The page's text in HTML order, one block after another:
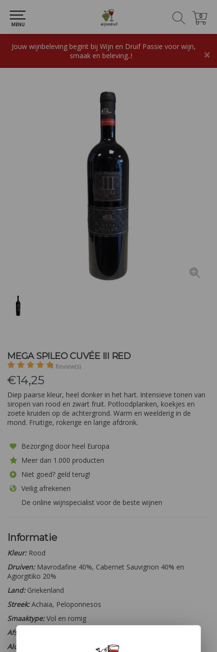
0
0
MENU
Jouw wijnbeleving begint bij Wijn en Druif Passie voor wijn,
smaak en beleving..!
×
MEGA SPILEO CUVÉE III RED
1 Review(s)
€14,25
Diep paarse kleur, heel donker in het hart. Intensieve tonen van
siropen van rood en zwart fruit. Potloodplanken, koekjes en
zoete kruiden op de achtergrond. Warm en weelderig in de
mond. Fruitige, rokerige en lange afdronk.
Bezorging door heel Europa
Meer dan 1.000 producten
Niet goed? geld terug!
Veilig afrekenen
De online wijnspecialist voor de beste wijnen
Informatie
Kleur: Rood
Druiven:Mavrodafine 40%, Cabernet Sauvignon 40% en
Agiorgitiko 20%
Land:Griekenland
Streek:Achaia, Peloponnesos
Smaaktype:Vol en romig
Afsluiting:
Alcohol percentage: